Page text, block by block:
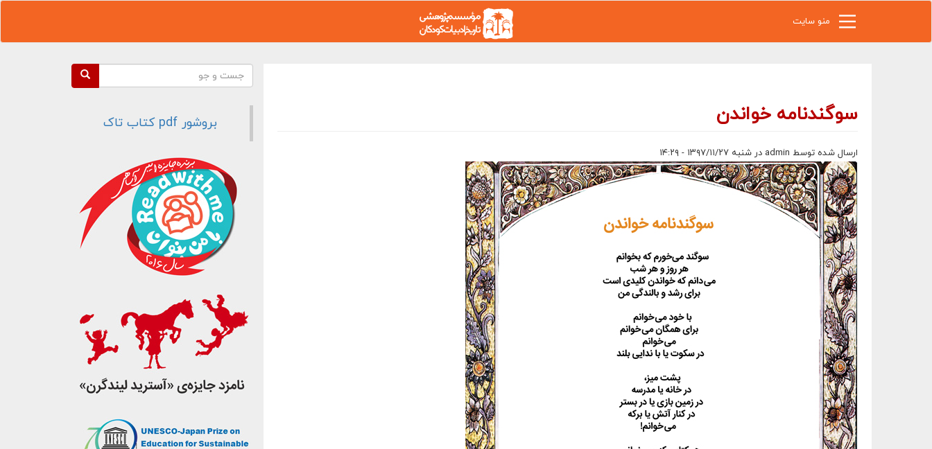
منو سایت
سوگندنامه خواندن
ارسال شده توسط admin در شنبه ۱۳۹۷/۱۱/۲۷ - ۱۴:۲۹
فرم جستجو
بروشور pdf کتاب تاک